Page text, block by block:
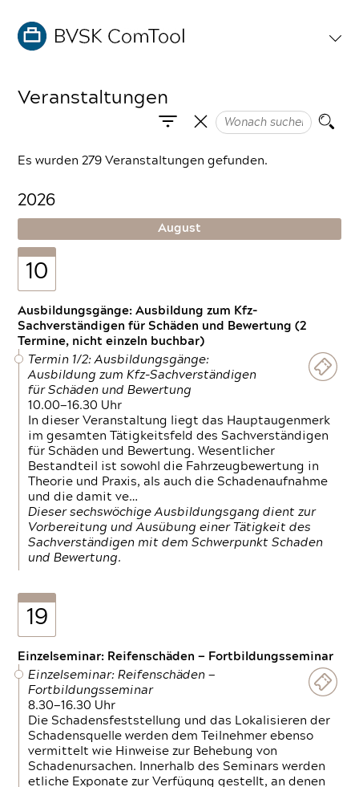
Veranstaltungen
Es wurden 279 Veranstaltungen gefunden.
2026
August
10
Ausbildungsgänge: Ausbildung zum Kfz-
Sachverständigen für Schäden und Bewertung (2
Termine, nicht einzeln buchbar)
Termin 1/2: Ausbildungsgänge:
Ausbildung zum Kfz-Sachverständigen
für Schäden und Bewertung
10.00—16.30 Uhr
In dieser Veranstaltung liegt das Hauptaugenmerk
im gesamten Tätigkeitsfeld des Sachverständigen
für Schäden und Bewertung. Wesentlicher
Bestandteil ist sowohl die Fahrzeugbewertung in
Theorie und Praxis, als auch die Schadenaufnahme
und die damit ve…
Dieser sechswöchige Ausbildungsgang dient zur
Vorbereitung und Ausübung einer Tätigkeit des
Sachverständigen mit dem Schwerpunkt Schaden
und Bewertung.
19
Einzelseminar: Reifenschäden — Fortbildungsseminar
Einzelseminar: Reifenschäden —
Fortbildungsseminar
8.30—16.30 Uhr
Die Schadensfeststellung und das Lokalisieren der
Schadensquelle werden dem Teilnehmer ebenso
vermittelt wie Hinweise zur Behebung von
Schadenursachen. Innerhalb des Seminars werden
etliche Exponate zur Verfügung gestellt, an denen